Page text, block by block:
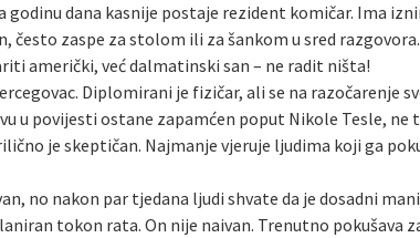
dana kasnije postaje rezident komičar. Ima
zaspe za stolom ili za šankom u sred razgovora.
američki, već dalmatinski san – ne radit ništa!
Diplomirani je fizičar, ali se na razočarenje
u povijesti ostane zapamćen poput Nikole Tesle, ne
je skeptičan. Najmanje vjeruje ljudima koji ga
no nakon par tjedana ljudi shvate da je dosadni
tokon rata. On nije naivan. Trenutno pokušava